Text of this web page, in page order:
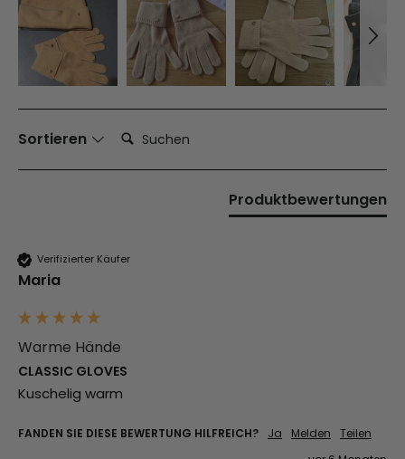
Sortieren Suchen:
Produktbewertungen
Verifizierter Käufer
Maria
Warme Hände
CLASSIC GLOVES
Kuschelig warm
FANDEN SIE DIESE BEWERTUNG HILFREICH? Ja Melden
Teilen